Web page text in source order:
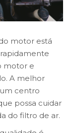
motor está
motor e
A melhor
centro
possa cuidar
do filtro de ar.